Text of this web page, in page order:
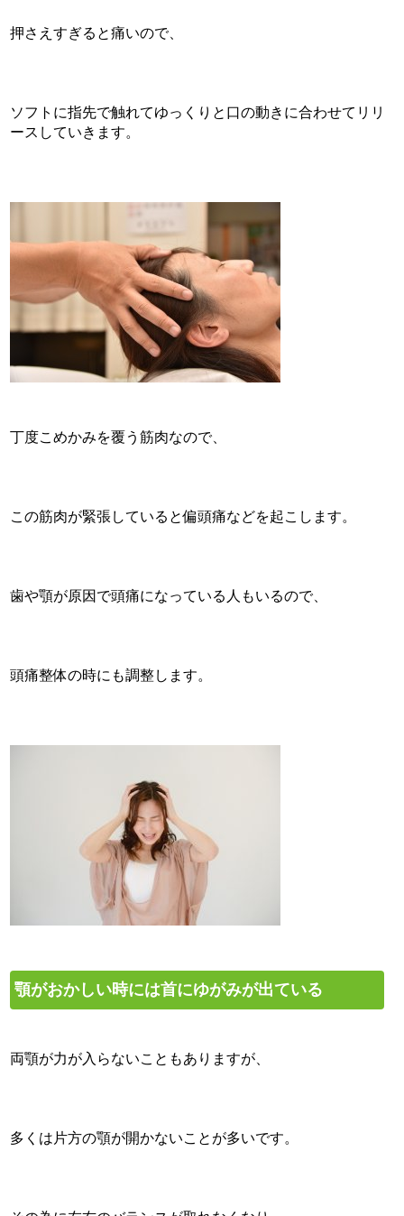
押さえすぎると痛いので、
ソフトに指先で触れてゆっくりと口の動きに合わせてリリ
ースしていきます。
丁度こめかみを覆う筋肉なので、
この筋肉が緊張していると偏頭痛などを起こします。
歯や顎が原因で頭痛になっている人もいるので、
頭痛整体の時にも調整します。
顎がおかしい時には首にゆがみが出ている
両顎が力が入らないこともありますが、
多くは片方の顎が開かないことが多いです。